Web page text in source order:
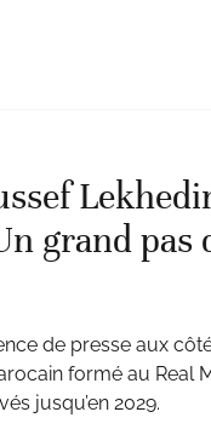
grand pas
de presse aux
formé au Real
jusqu’en 2029.